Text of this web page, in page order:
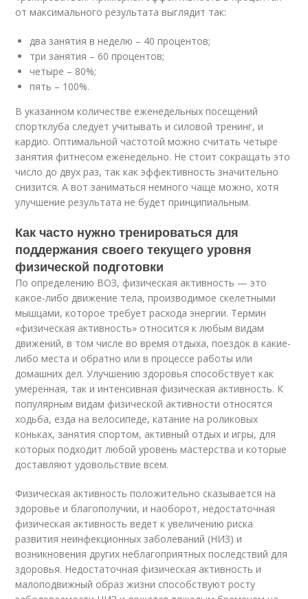
от максимального результата выглядит так:
два занятия в неделю – 40 процентов;
три занятия – 60 процентов;
четыре – 80%;
пять – 100%.
В указанном количестве еженедельных посещений
спортклуба следует учитывать и силовой тренинг, и
кардио. Оптимальной частотой можно считать четыре
занятия фитнесом еженедельно. Не стоит сокращать это
число до двух раз, так как эффективность значительно
снизится. А вот заниматься немного чаще можно, хотя
улучшение результата не будет принципиальным.
Как часто нужно тренироваться для
поддержания своего текущего уровня
физической подготовки
По определению ВОЗ, физическая активность — это
какое-либо движение тела, производимое скелетными
мышцами, которое требует расхода энергии. Термин
«физическая активность» относится к любым видам
движений, в том числе во время отдыха, поездок в какие-
либо места и обратно или в процессе работы или
домашних дел. Улучшению здоровья способствует как
умеренная, так и интенсивная физическая активность. К
популярным видам физической активности относятся
ходьба, езда на велосипеде, катание на роликовых
коньках, занятия спортом, активный отдых и игры, для
которых подходит любой уровень мастерства и которые
доставляют удовольствие всем.
Физическая активность положительно сказывается на
здоровье и благополучии, и наоборот, недостаточная
физическая активность ведет к увеличению риска
развития неинфекционных заболеваний (НИЗ) и
возникновения других неблагоприятных последствий для
здоровья. Недостаточная физическая активность и
малоподвижный образ жизни способствуют росту